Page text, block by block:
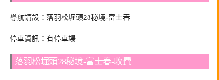
導航請設：落羽松堀頭28秘境-富士春
停車資訊：有停車場
落羽松堀頭28秘境-富士春-收費